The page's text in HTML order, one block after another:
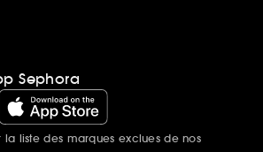
Sephora
la liste des marques exclues de nos